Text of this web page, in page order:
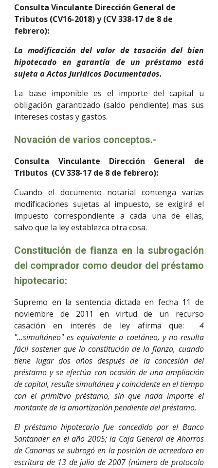
Consulta Vinculante Dirección General de
Tributos (CV16-2018) y (CV 338-17 de 8 de
febrero):
La modificación del valor de tasación del bien
hipotecado en garantía de un préstamo está
sujeta a Actos Jurídicos Documentados.
La base imponible es el importe del capital u
obligación garantizado (saldo pendiente) mas sus
intereses costas y gastos.
Novación de varios conceptos.-
Consulta Vinculante Dirección General de
Tributos (CV 338-17 de 8 de febrero):
Cuando el documento notarial contenga varias
modificaciones sujetas al impuesto, se exigirá el
impuesto correspondiente a cada una de ellas,
salvo que la ley establezca otra cosa.
Constitución de fianza en la subrogación
del comprador como deudor del préstamo
hipotecario:
Supremo en la sentencia dictada en fecha 11 de
noviembre de 2011 en virtud de un recurso
casación en interés de ley afirma que: 4
"...simultáneo" es equivalente a coetáneo, y no resulta
fácil sostener que la constitución de la fianza, cuando
tiene lugar dos años después de la concesión del
préstamo y se efectúa con ocasión de una ampliación
de capital, resulte simultánea y coincidente en el tiempo
con el primitivo préstamo, sin que nada importe el
montante de la amortización pendiente del préstamo.
El préstamo hipotecario fue concedido por el Banco
Santander en el año 2005; la Caja General de Ahorros
de Canarias se subrogó en la posición de acreedora en
escritura de 13 de julio de 2007 (número de protocolo